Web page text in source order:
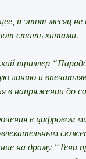
и этот месяц не
стать хитами.
триллер
линию и
в напряжении до
в цифровом
на драму “Тени